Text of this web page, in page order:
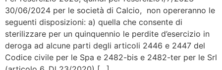
30/06/2024 per le società di Calcio, non opereranno le
seguenti disposizioni: a) quella che consente di
sterilizzare per un quinquennio le perdite d’esercizio in
deroga ad alcune parti degli articoli 2446 e 2447 del
Codice civile per le Spa e 2482-bis e 2482-ter per le Srl